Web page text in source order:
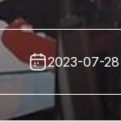
2023-07-28